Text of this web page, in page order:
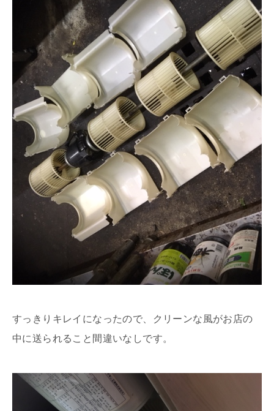
すっきりキレイになったので、クリーンな風がお店の
中に送られること間違いなしです。